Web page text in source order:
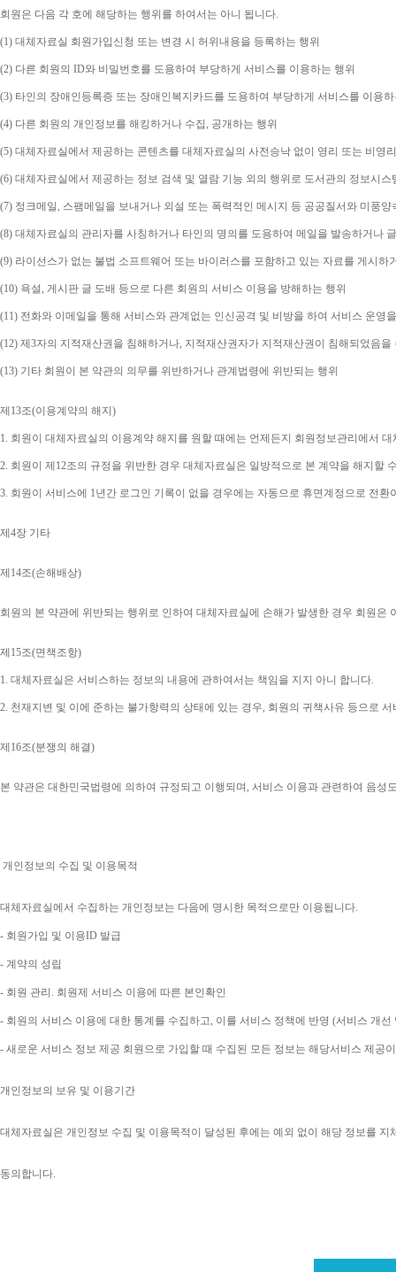
회원은 다음 각 호에 해당하는 행위를 하여서는 아니 됩니다.
(1) 대체자료실 회원가입신청 또는 변경 시 허위내용을 등록하는 행위
(2) 다른 회원의 ID와 비밀번호를 도용하여 부당하게 서비스를 이용하는 행위
(3) 타인의 장애인등록증 또는 장애인복지카드를 도용하여 부당하게 서비스를 이용
(4) 다른 회원의 개인정보를 해킹하거나 수집, 공개하는 행위
(5) 대체자료실에서 제공하는 콘텐츠를 대체자료실의 사전승낙 없이 영리 또는 비영
(6) 대체자료실에서 제공하는 정보 검색 및 열람 기능 외의 행위로 도서관의 정보시스
(7) 정크메일 , 스팸메일을 보내거나 외설 또는 폭력적인 메시지 등 공공질서와 미풍
(8) 대체자료실의 관리자를 사칭하거나 타인의 명의를 도용하여 메일을 발송하거나
(9) 라이선스가 없는 불법 소프트웨어 또는 바이러스를 포함하고 있는 자료를 게시하
(10) 욕설, 게시판 글 도배 등으로 다른 회원의 서비스 이용을 방해하는 행위
(11) 전화와 이메일을 통해 서비스와 관계없는 인신공격 및 비방을 하여 서비스 운영
(12) 제 3자의 지적재산권을 침해하거나, 지적재산권자가 지적재산권이 침해되었음을
(13) 기타 회원이 본 약관의 의무를 위반하거나 관계법령에 위반되는 행위
제 13조(이용계약의 해지 )
1. 회원이 대체자료실의 이용계약 해지를 원할 때에는 언제든지 회원정보관리에서
2. 회원이 제 12조의 규정을 위반한 경우 대체자료실은 일방적으로 본 계약을 해지할
3. 회원이 서비스에 1년간 로그인 기록이 없을 경우에는 자동으로 휴면계정으로 전환
제 4장 기타
제 14조(손해배상)
회원의 본 약관에 위반되는 행위로 인하여 대체자료실에 손해가 발생한 경우 회원은
제 15조(면책조항)
1. 대체자료실은 서비스하는 정보의 내용에 관하여서는 책임을 지지 아니 합니다.
2. 천재지변 및 이에 준하는 불가항력의 상태에 있는 경우, 회원의 귀책사유 등으로
제 16조(분쟁의 해결)
본 약관은 대한민국법령에 의하여 규정되고 이행되며, 서비스 이용과 관련하여 음성
개인정보의 수집 및 이용목적
대체자료실에서 수집하는 개인정보는 다음에 명시한 목적으로만 이용됩니다.
- 회원가입 및 이용ID 발급
- 계약의 성립
- 회원 관리 . 회원제 서비스 이용에 따른 본인확인
- 회원의 서비스 이용에 대한 통계를 수집하고, 이를 서비스 정책에 반영 (서비스 개선
- 새로운 서비스 정보 제공 회원으로 가입할 때 수집된 모든 정보는 해당서비스 제
개인정보의 보유 및 이용기간
대체자료실은 개인정보 수집 및 이용목적이 달성된 후에는 예외 없이 해당 정보를 지
동의합니다.